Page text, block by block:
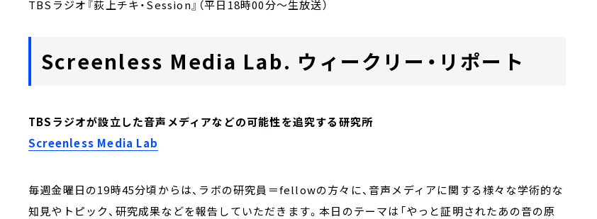
TBSラジオ『荻上チキ・Session』（平日18時00分～生放送）
Screenless Media Lab. ウィークリー・リポート
TBSラジオが設立した音声メディアなどの可能性を追究する研究所
Screenless Media Lab
毎週金曜日の19時45分頃からは、ラボの研究員＝fellowの方々に、音声メディアに関する様々な学術的な
知見やトピック、研究成果などを報告していただきます。本日のテーマは「やっと証明されたあの音の原